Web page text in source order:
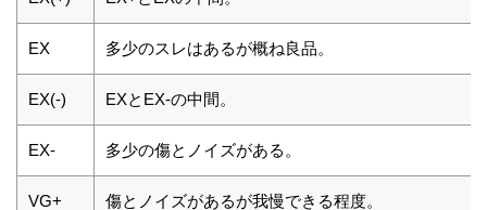
EX 多少のスレはあるが概ね良品。
EX(-) EXとEX-の中間。
EX- 多少の傷とノイズがある。
VG+ 傷とノイズがあるが我慢できる程度。